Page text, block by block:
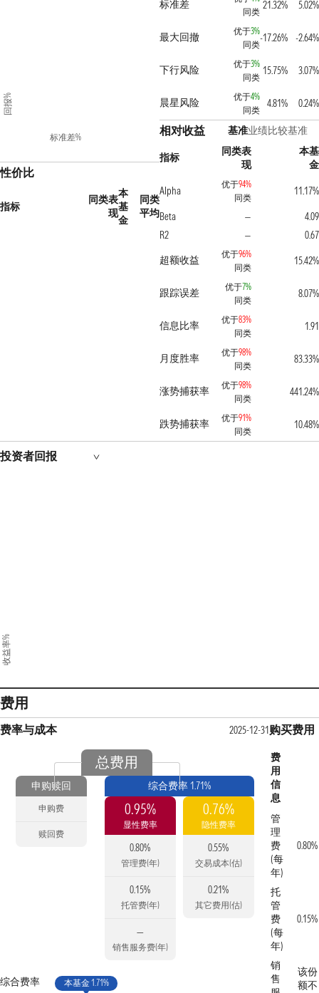
标准差%
回报%
性价比
指标
同类表
现
本
基
金
同类
平均
标准差
同类
21.32% 5.02%
最大回撤 优于3%
同类
-17.26% -2.64%
下行风险 优于3%
同类
15.75% 3.07%
晨星风险 优于4%
同类
4.81% 0.24%
相对收益 基准业绩比较基准
指标
同类表
现
本基
金
Alpha
优于94%
同类
11.17%
Beta
—
4.09
R2
—
0.67
超额收益
优于96%
同类
15.42%
跟踪误差 优于7%
同类
8.07%
信息比率 优于83%
同类
1.91
月度胜率 优于98%
同类
83.33%
涨势捕获率 优于98%
同类
441.24%
跌势捕获率 优于91%
同类
10.48%
投资者回报
收益率%
费用
费率与成本 2025-12-31
总费用
申购赎回
申购费
赎回费
综合费率 1.71%
0.95%
显性费率
0.80%
管理费(年)
0.15%
托管费(年)
—
销售服务费(年)
0.76%
隐性费率
0.55%
交易成本(估)
0.21%
其它费用(估)
综合费率 本基金 1.71%
购买费用
费
用
信
息
管
理
费
(每
年)
0.80%
托
管
费
(每
年)
0.15%
销
售
该份
额不